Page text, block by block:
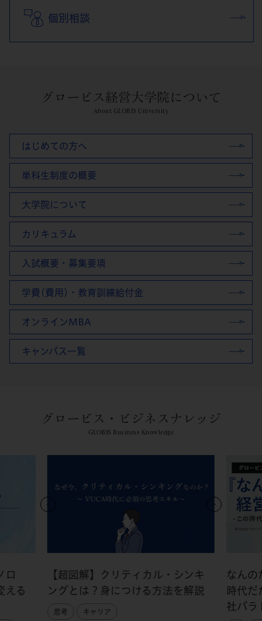
個別相談
グロービス経営大学院について
About GLOBIS University
はじめての方へ
単科生制度の概要
大学院について
カリキュラム
入試概要・募集要項
学費(費用)・教育訓練給付金
オンラインMBA
キャンパス一覧
グロービス・ビジネスナレッジ
GLOBIS Business Knowledge
ロ
える
【超図解】クリティカル・シンキ
ングとは？身につける方法を解説
思考 キャリア
なんの
時代だ
社パラ